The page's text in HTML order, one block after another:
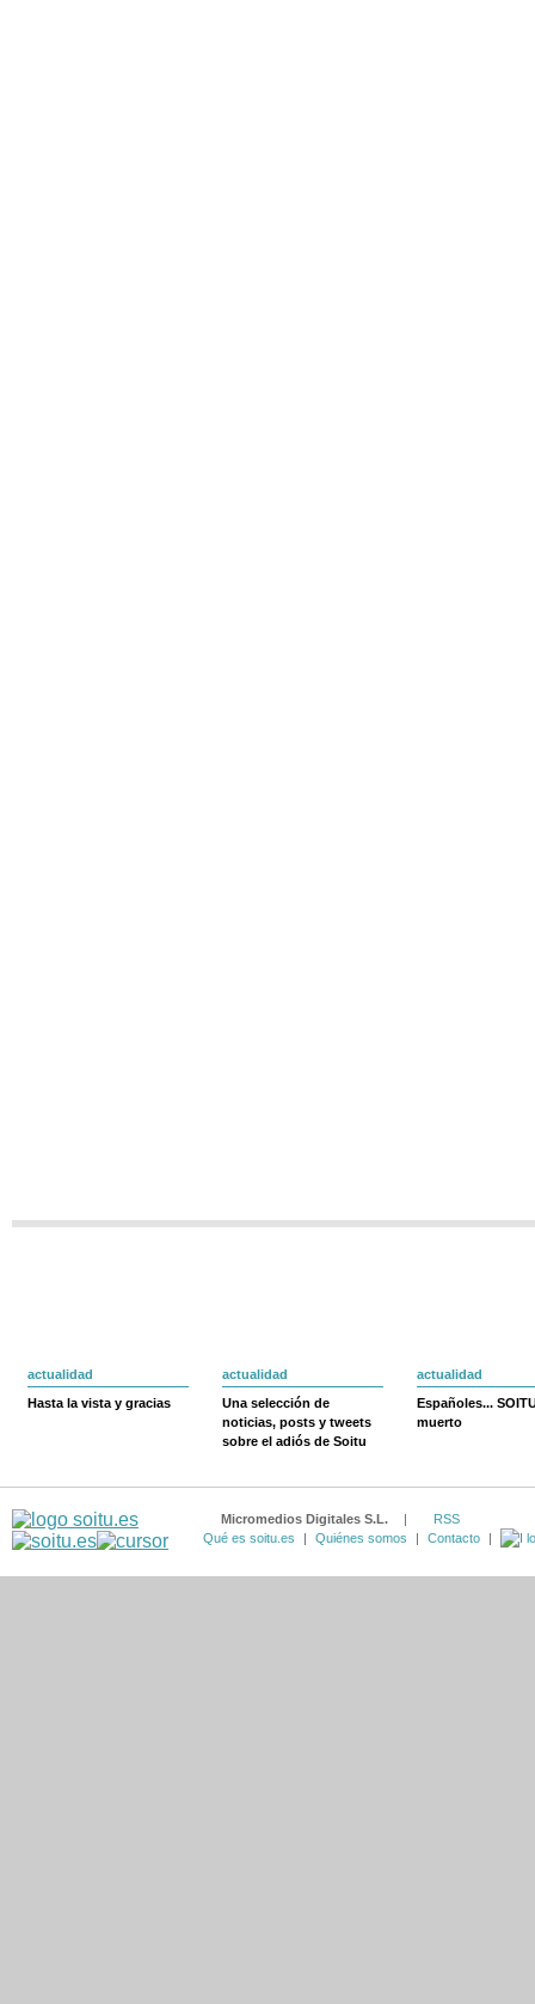
actualidad
Hasta la vista y gracias
actualidad
Una selección de
noticias, posts y tweets
sobre el adiós de Soitu
actualidad
Españoles...
muerto
Micromedios Digitales S.L. |
RSS
Qué es soitu.es
| Quiénes somos | Contacto |